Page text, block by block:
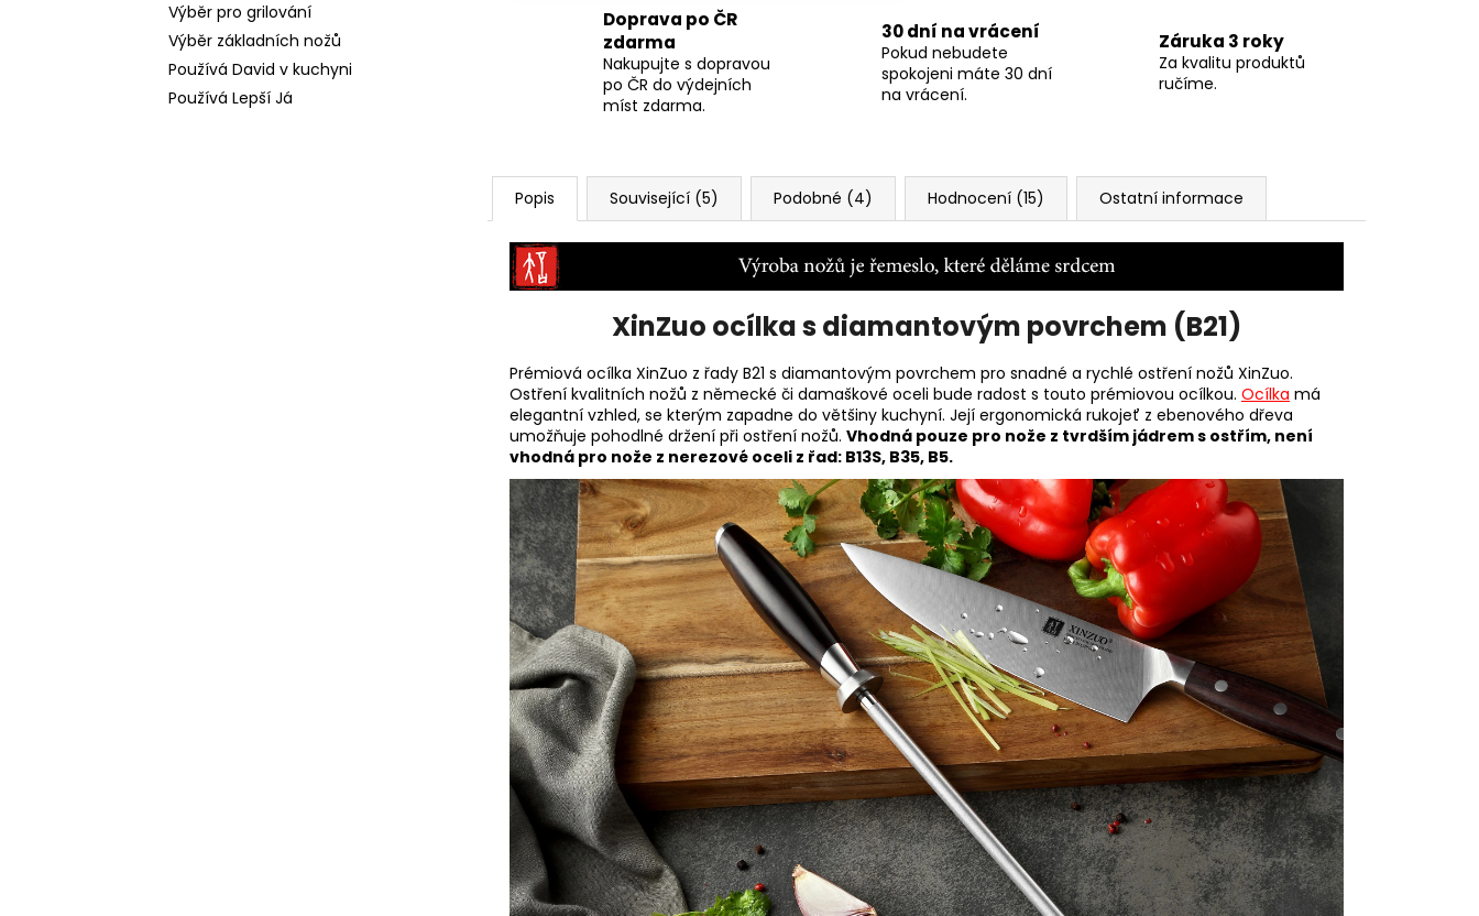
Výběr pro grilování
Výběr základních nožů
Používá David v kuchyni
Používá Lepší Já
Doprava po ČR
zdarma
Nakupujte s dopravou
po ČR do výdejních
míst zdarma.
30 dní na vrácení
Pokud nebudete
spokojeni máte 30 dní
na vrácení.
Záruka 3 roky
Za kvalitu produktů
ručíme.
Popis Související (5) Podobné (4) Hodnocení (15) Ostatní informace
XinZuo ocílka s diamantovým povrchem (B21)
Prémiová ocílka XinZuo z řady B21 s diamantovým povrchem pro snadné a rychlé ostření nožů XinZuo.
Ostření kvalitních nožů z německé či damaškové oceli bude radost s touto prémiovou ocílkou. Ocílka má
elegantní vzhled, se kterým zapadne do většiny kuchyní. Její ergonomická rukojeť z ebenového dřeva
umožňuje pohodlné držení při ostření nožů. Vhodná pouze pro nože z tvrdším jádrem s ostřím, není
vhodná pro nože z nerezové oceli z řad: B13S, B35, B5.